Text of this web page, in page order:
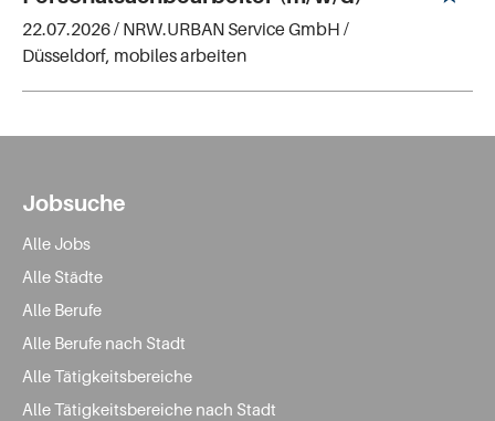
22.07.2026 / NRW.URBAN Service GmbH /
Düsseldorf, mobiles arbeiten
Jobsuche
Alle Jobs
Alle Städte
Alle Berufe
Alle Berufe nach Stadt
Alle Tätigkeitsbereiche
Alle Tätigkeitsbereiche nach Stadt